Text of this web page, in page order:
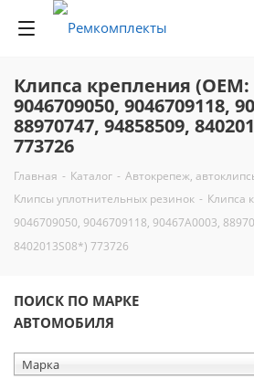
Клипса крепления (OEM:
9046709050, 9046709118,
88970747, 94858509,
773726
Главная - Каталог - Автокрепеж,
Клипсы уплотнительных резинок - Клипса
9046709050, 9046709118, 90467A0003,
8402013S08*) 773726
ПОИСК ПО МАРКЕ
АВТОМОБИЛЯ
Марка